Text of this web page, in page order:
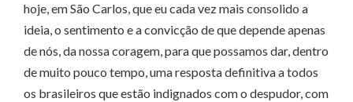
hoje, em São Carlos, que eu cada vez mais consolido a
ideia, o sentimento e a convicção de que depende apenas
de nós, da nossa coragem, para que possamos dar, dentro
de muito pouco tempo, uma resposta definitiva a todos
os brasileiros que estão indignados com o despudor, com